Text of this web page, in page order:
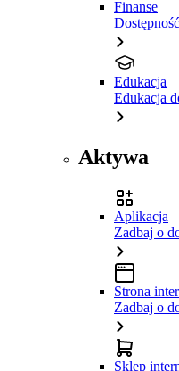
Finanse
Edukacja
Edukacja
Aktywa
Aplikacja
Zadbaj o
Strona
Zadbaj o
Sklep